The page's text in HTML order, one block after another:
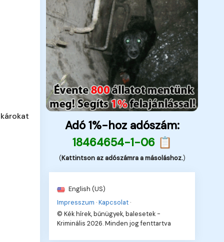
Adó 1%-hoz adószám:
18464654-1-06 📋
(Kattintson az adószámra a másoláshoz.)
English (US)
Impresszum ·Kapcsolat ·
© Kék hírek, bűnügyek, balesetek -
Kriminális 2026. Minden jog fenttartva